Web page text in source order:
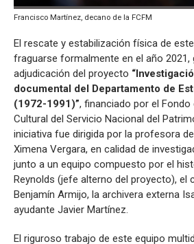
Francisco Martínez, decano de la FCFM
El rescate y estabilización física de
fraguarse formalmente en el año 2021,
adjudicación del proyecto
documental del Departamento de
(1972-1991)”, financiado por el Fondo
Cultural del Servicio Nacional del
iniciativa fue dirigida por la profesora
Ximena Vergara, en calidad de
junto a un equipo compuesto por el
Reynolds (jefe alterno del proyecto), el
Benjamín Armijo, la archivera externa
ayudante Javier Martínez.
El riguroso trabajo de este equipo